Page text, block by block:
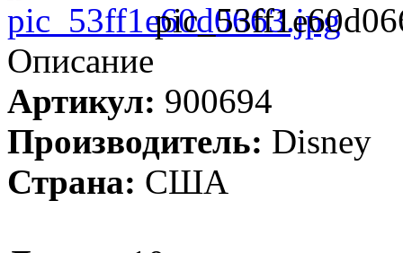
Описание
Артикул: 900694
Производитель: Disney
Страна: США